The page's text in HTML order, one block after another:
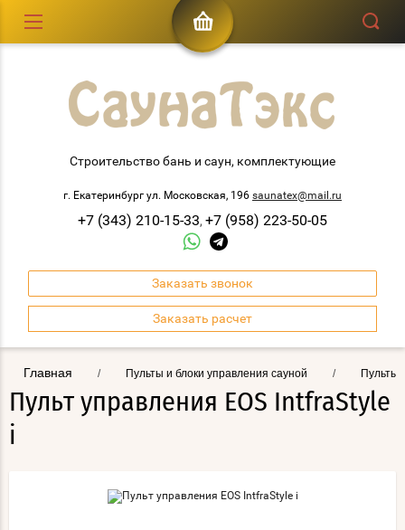
Строительство бань и саун, комплектующие
г. Екатеринбург ул. Московская, 196 saunatex@mail.ru
+7 (343) 210-15-33, +7 (958) 223-50-05
Заказать звонок
Заказать расчет
Главная / Пульты и блоки управления сауной / Пульты
Пульт управления EOS IntfraStyle
i